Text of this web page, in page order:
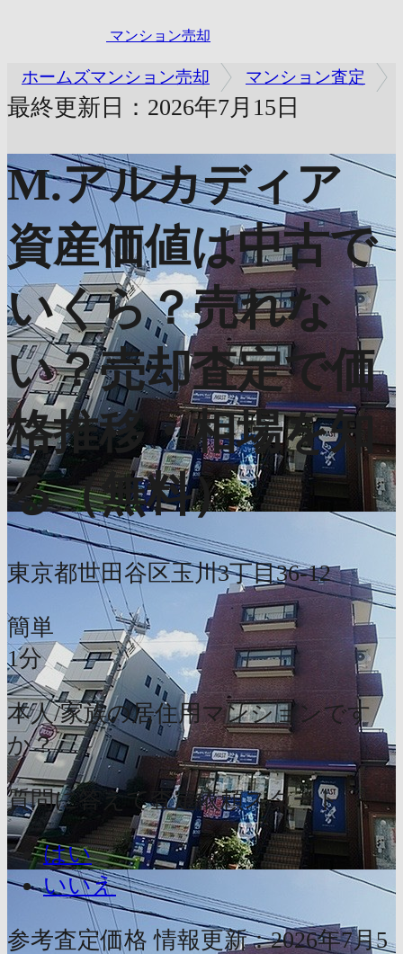
マンション売却
ホームズマンション売却 マンション査定
最終更新日：2026年7月15日
M.アルカディア
資産価値は中古で
いくら？売れな
い？売却査定で価
格推移・相場を知
る（無料）
東京都世田谷区玉川3丁目36-12
簡単
1分
本人/家族の居住用マンションです
か？
質問に答えて査定依頼スタート
はい
いいえ
参考査定価格 情報更新：2026年7月5